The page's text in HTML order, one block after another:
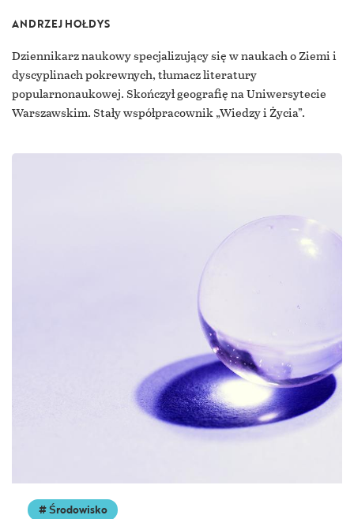
Środowisko
ANDRZEJ HOŁDYS
Dziennikarz naukowy specjalizujący się w naukach o Ziemi i
dyscyplinach pokrewnych, tłumacz literatury
popularnonaukowej. Skończył geografię na Uniwersytecie
Warszawskim. Stały współpracownik „Wiedzy i Życia”.